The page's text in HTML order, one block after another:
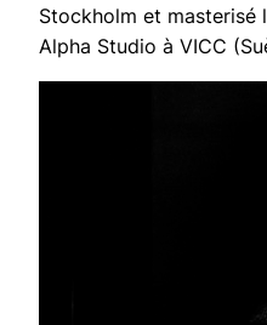
Stockholm et masterisé
Alpha Studio à VICC